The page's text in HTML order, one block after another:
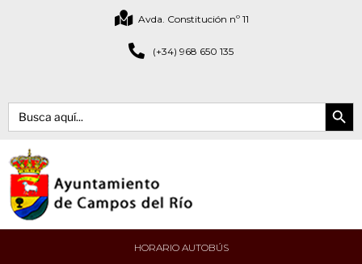
Avda. Constitución nº 11
(+34) 968 650 135
Buscar: Botón de
HORARIO AUTOBÚS